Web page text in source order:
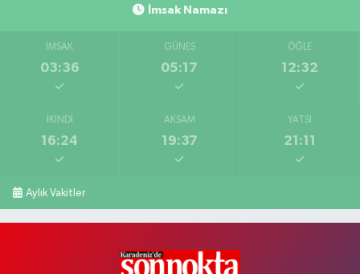
İmsak Namazı
İMSAK
03:36
GÜNEŞ
05:17
ÖĞLE
12:32
İKINDI
16:24
AKŞAM
19:37
YATSI
21:11
Aylık Vakitler